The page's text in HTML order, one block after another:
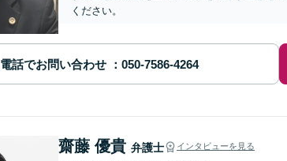
ください。
電話でお問い合わせ
齋藤 優貴 弁護士 インタビューを見る